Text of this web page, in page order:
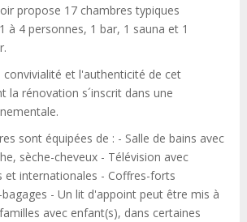
propose 17 chambres typiques
à 4 personnes, 1 bar, 1 sauna et 1
convivialité et l'authenticité de cet
la rénovation s´inscrit dans une
sont équipées de : - Salle de bains avec
sèche-cheveux - Télévision avec
et internationales - Coffres-forts
- Un lit d'appoint peut être mis à
avec enfant(s), dans certaines